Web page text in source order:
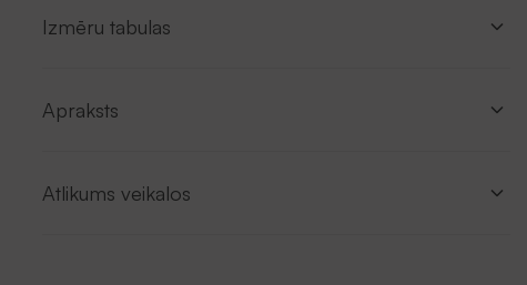
Izmēru tabulas
Apraksts
Atlikums veikalos